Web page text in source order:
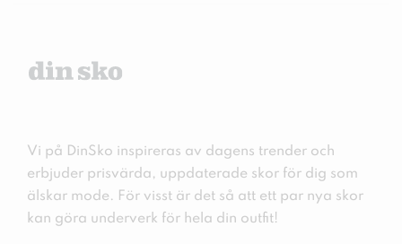
Vi på DinSko inspireras av dagens trender och
erbjuder prisvärda, uppdaterade skor för dig som
älskar mode. För visst är det så att ett par nya skor
kan göra underverk för hela din outfit!